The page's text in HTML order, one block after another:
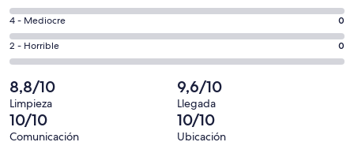
total
de
6
con
una
puntuación
de
10
de
un
total
de
con
una
puntuación
de
comentarios
de
un
total
de
6
con
una
0
comentarios
de
total
de
6
con
4 - Mediocre 0
0
comentarios
de
un
total
de
2 - Horrible 0
8,8/10
Limpieza
9,6/10
Llegada
10/10
Comunicación
10/10
Ubicación